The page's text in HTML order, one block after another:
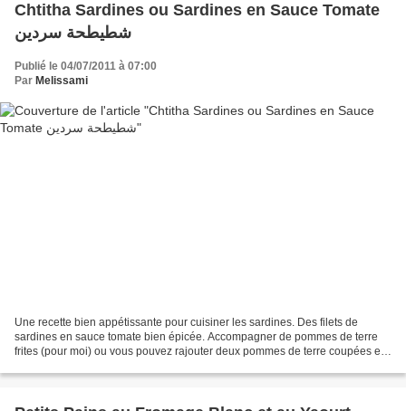
Chtitha Sardines ou Sardines en Sauce Tomate
شطيطحة سردين
Publié le 04/07/2011 à 07:00
Par Melissami
Une recette bien appétissante pour cuisiner les sardines. Des filets de
sardines en sauce tomate bien épicée. Accompagner de pommes de terre
frites (pour moi) ou vous pouvez rajouter deux pommes de terre coupées en